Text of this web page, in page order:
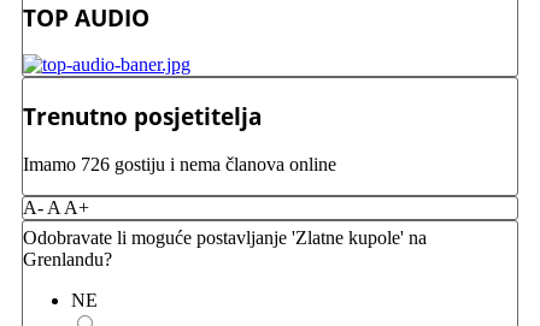
TOP AUDIO
Trenutno posjetitelja
Imamo 726 gostiju i nema članova online
A- A A+
Odobravate li moguće postavljanje 'Zlatne kupole' na
Grenlandu?
NE